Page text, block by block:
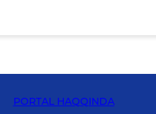
PORTAL HAQQINDA